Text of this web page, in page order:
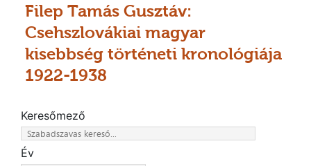
Filep Tamás Gusztáv:
Csehszlovákiai magyar
kisebbség történeti kronológiája
1922-1938
Keresőmező
Év